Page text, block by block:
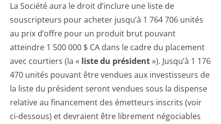
La Société aura le droit d’inclure une liste de
souscripteurs pour acheter jusqu’à 1 764 706 unités
au prix d’offre pour un produit brut pouvant
atteindre 1 500 000 $ CA dans le cadre du placement
avec courtiers (la « liste du président»). Jusqu’à 1 176
470 unités pouvant être vendues aux investisseurs de
la liste du président seront vendues sous la dispense
relative au financement des émetteurs inscrits (voir
ci-dessous) et devraient être librement négociables